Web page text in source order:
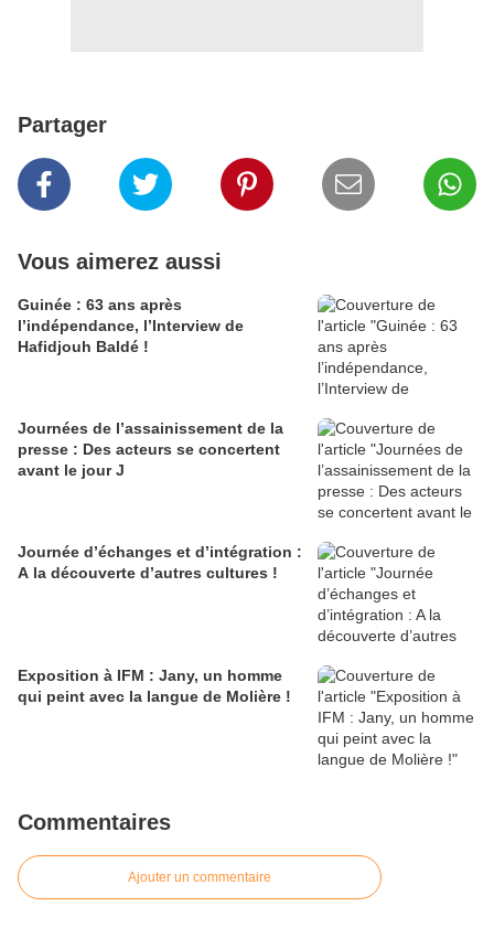
Partager
Vous aimerez aussi
Guinée : 63 ans après
l’indépendance, l’Interview de
Hafidjouh Baldé !
Journées de l’assainissement de la
presse : Des acteurs se concertent
avant le jour J
Journée d’échanges et d’intégration :
A la découverte d’autres cultures !
Exposition à IFM : Jany, un homme
qui peint avec la langue de Molière !
Commentaires
Ajouter un commentaire